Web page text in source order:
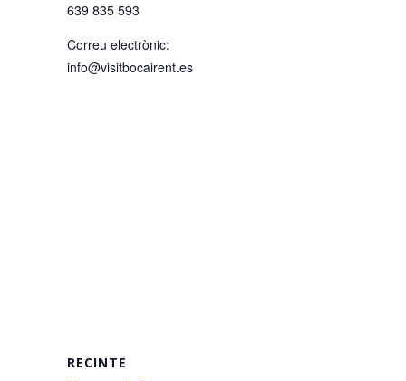
639 835 593
Correu electrònic:
info@visitbocairent.es
RECINTE